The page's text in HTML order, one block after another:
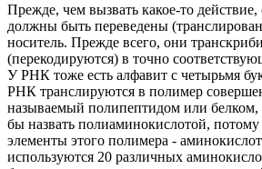
Прежде, чем вызвать какое-то
должны быть переведены
носитель. Прежде всего, они
(перекодируются) в точно
У РНК тоже есть алфавит с четырьмя
РНК транслируются в полимер
называемый полипептидом или
бы назвать полиаминокислотой, потому
элементы этого полимера -
используются 20 различных